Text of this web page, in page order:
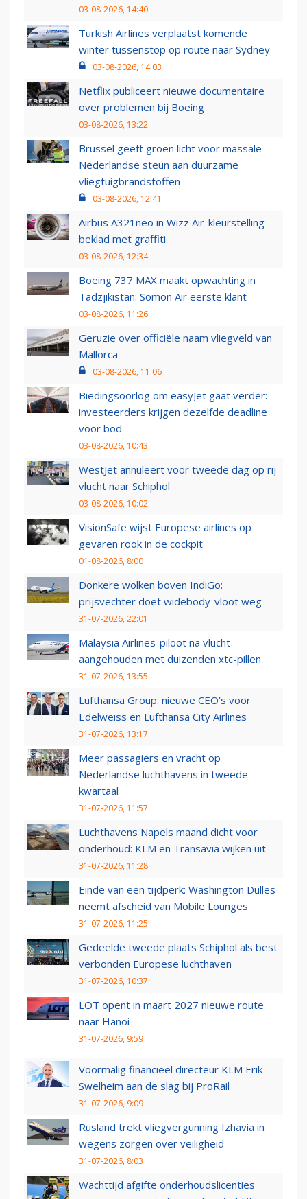
03-08-2026, 14:40
Turkish Airlines verplaatst komende
winter tussenstop op route naar Sydney
03-08-2026, 14:03
Netflix publiceert nieuwe documentaire
over problemen bij Boeing
03-08-2026, 13:22
Brussel geeft groen licht voor massale
Nederlandse steun aan duurzame
vliegtuigbrandstoffen
03-08-2026, 12:41
Airbus A321neo in Wizz Air-kleurstelling
beklad met graffiti
03-08-2026, 12:34
Boeing 737 MAX maakt opwachting in
Tadzjikistan: Somon Air eerste klant
03-08-2026, 11:26
Geruzie over officiële naam vliegveld van
Mallorca
03-08-2026, 11:06
Biedingsoorlog om easyJet gaat verder:
investeerders krijgen dezelfde deadline
voor bod
03-08-2026, 10:43
WestJet annuleert voor tweede dag op rij
vlucht naar Schiphol
03-08-2026, 10:02
VisionSafe wijst Europese airlines op
gevaren rook in de cockpit
01-08-2026, 8:00
Donkere wolken boven IndiGo:
prijsvechter doet widebody-vloot weg
31-07-2026, 22:01
Malaysia Airlines-piloot na vlucht
aangehouden met duizenden xtc-pillen
31-07-2026, 13:55
Lufthansa Group: nieuwe CEO’s voor
Edelweiss en Lufthansa City Airlines
31-07-2026, 13:17
Meer passagiers en vracht op
Nederlandse luchthavens in tweede
kwartaal
31-07-2026, 11:57
Luchthavens Napels maand dicht voor
onderhoud: KLM en Transavia wijken uit
31-07-2026, 11:28
Einde van een tijdperk: Washington Dulles
neemt afscheid van Mobile Lounges
31-07-2026, 11:25
Gedeelde tweede plaats Schiphol als best
verbonden Europese luchthaven
31-07-2026, 10:37
LOT opent in maart 2027 nieuwe route
naar Hanoi
31-07-2026, 9:59
Voormalig financieel directeur KLM Erik
Swelheim aan de slag bij ProRail
31-07-2026, 9:09
Rusland trekt vliegvergunning Izhavia in
wegens zorgen over veiligheid
31-07-2026, 8:03
Wachttijd afgifte onderhoudslicenties